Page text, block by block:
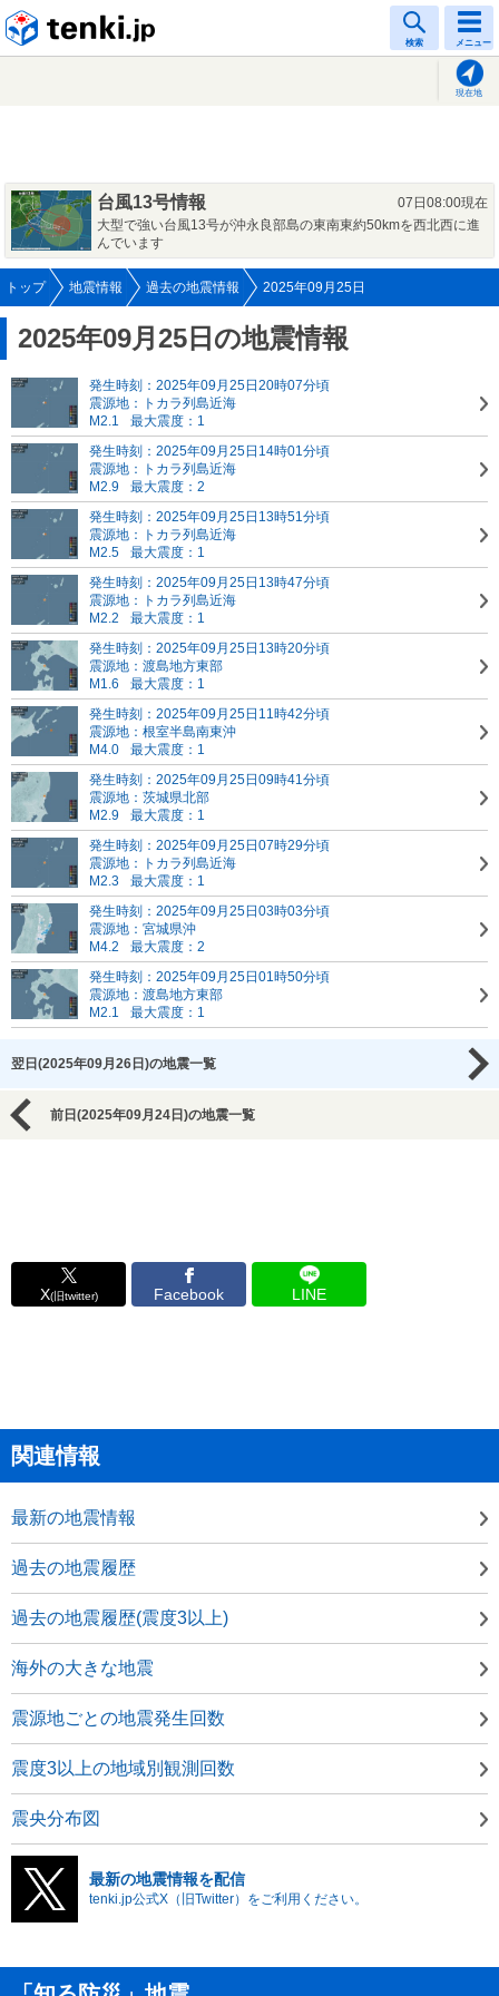
検索 メニュー
現在地
台風13号情報
07日08:00現在
大型で強い台風13号が沖永良部島の東南東約50kmを西北西に進
んでいます
トップ 地震情報 過去の地震情報 2025年09月25日
2025年09月25日の地震情報
発生時刻：2025年09月25日20時07分頃
震源地：トカラ列島近海
M2.1
最大震度：1
発生時刻：2025年09月25日14時01分頃
震源地：トカラ列島近海
M2.9
最大震度：2
発生時刻：2025年09月25日13時51分頃
震源地：トカラ列島近海
M2.5
最大震度：1
発生時刻：2025年09月25日13時47分頃
震源地：トカラ列島近海
M2.2
最大震度：1
発生時刻：2025年09月25日13時20分頃
震源地：渡島地方東部
M1.6
最大震度：1
発生時刻：2025年09月25日11時42分頃
震源地：根室半島南東沖
M4.0
最大震度：1
発生時刻：2025年09月25日09時41分頃
震源地：茨城県北部
M2.9
最大震度：1
発生時刻：2025年09月25日07時29分頃
震源地：トカラ列島近海
M2.3
最大震度：1
発生時刻：2025年09月25日03時03分頃
震源地：宮城県沖
M4.2
最大震度：2
発生時刻：2025年09月25日01時50分頃
震源地：渡島地方東部
M2.1
最大震度：1
翌日(2025年09月26日)の地震一覧
前日(2025年09月24日)の地震一覧
X(旧twitter) Facebook LINE
関連情報
最新の地震情報
過去の地震履歴
過去の地震履歴(震度3以上)
海外の大きな地震
震源地ごとの地震発生回数
震度3以上の地域別観測回数
震央分布図
最新の地震情報を配信
tenki.jp公式X（旧Twitter）をご利用ください。